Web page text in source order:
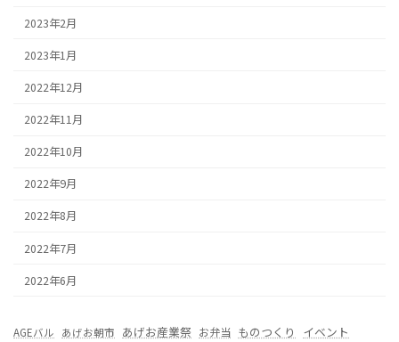
2023年2月
2023年1月
2022年12月
2022年11月
2022年10月
2022年9月
2022年8月
2022年7月
2022年6月
AGEバル あげお朝市 あげお産業祭 お弁当 ものつくり イベント